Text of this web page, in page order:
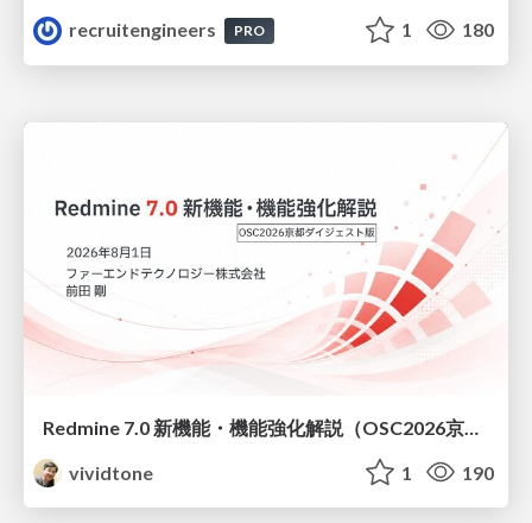
recruitengineers
PRO 1 180
vividtone
1 190